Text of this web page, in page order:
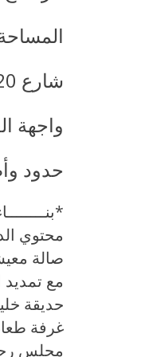
المساحة
شارع 20
واجهة
حدود
*بنــــــــاء المنزل (دورأرضي-عظم)*
محتوي
صالة
مع
حديقة
غرفة
مجلس رجال